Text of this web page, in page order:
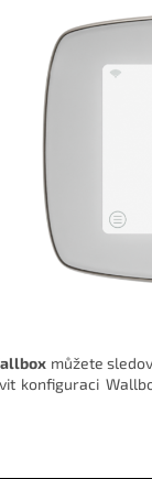
můžete
konfiguraci